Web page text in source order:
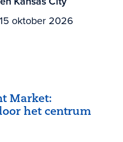
oktober 2026
Market:
het centrum